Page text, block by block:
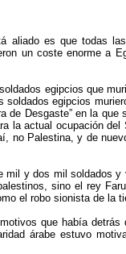
es que todas
un coste enorme a
egipcios que
egipcios
de Desgaste” en la
la actual ocupación
no Palestina, y de
mil y dos mil soldados
sino el rey
el robo sionista de la
que había
árabe estuvo